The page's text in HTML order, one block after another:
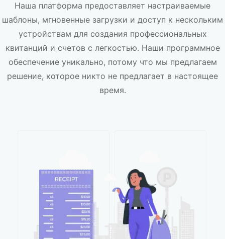
Наша платформа предоставляет настраиваемые
шаблоны, мгновенные загрузки и доступ к нескольким
устройствам для создания профессиональных
квитанций и счетов с легкостью. Наши программное
обеспечение уникально, потому что мы предлагаем
решение, которое никто не предлагает в настоящее
время.